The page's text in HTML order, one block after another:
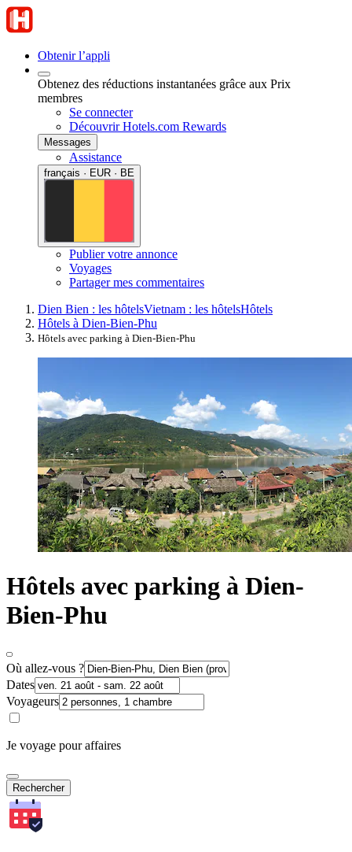
Obtenir l’appli
Obtenez des réductions instantanées grâce aux Prix
membres
Se connecter
Découvrir Hotels.com Rewards
Messages
Assistance
français · EUR · BE
Publier votre annonce
Voyages
Partager mes commentaires
Dien Bien : les hôtelsVietnam : les hôtelsHôtels
Hôtels à Dien-Bien-Phu
Hôtels avec parking à Dien-Bien-Phu
Hôtels avec parking à Dien-
Bien-Phu
Où allez-vous ?
Dates
Voyageurs
Je voyage pour affaires
Rechercher